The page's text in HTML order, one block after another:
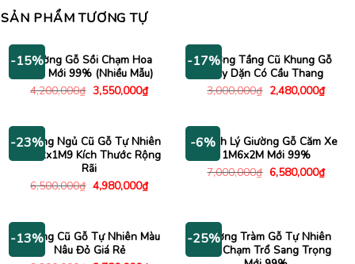
SẢN PHẨM TƯƠNG TỰ
-15%Giường Gỗ Sồi Chạm Hoa
Văn Mới 99% (Nhiều Mẫu)
4,200,000₫ Giá
gốc
3,550,000₫Giá
hiện
3,550,000₫.
-17%
Giường Tầng Cũ Khung Gỗ
Dày Dặn Có Cầu Thang
3,000,000₫ Giá
gốc
2,480,000₫Giá
hiện
-23%
Giường Ngủ Cũ Gỗ Tự Nhiên
3M72x1M9 Kích Thước Rộng
Rãi
6,500,000₫ Giá
gốc
4,980,000₫Giá
hiện
4,980,000₫.
-6%
Thanh Lý Giường Gỗ Căm Xe
1M6x2M Mới 99%
7,000,000₫ Giá
gốc
6,580,000₫Giá
hiện
-13%
Giường Cũ Gỗ Tự Nhiên Màu
Nâu Đỏ Giá Rẻ
-25%
Giường Tràm Gỗ Tự Nhiên
Đầu Chạm Trổ Sang Trọng